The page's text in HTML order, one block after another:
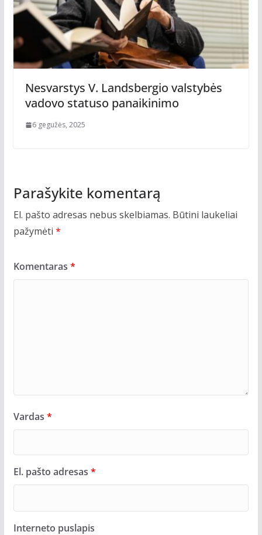
Nesvarstys V. Landsbergio valstybės
vadovo statuso panaikinimo
6 gegužės, 2025
Parašykite komentarą
El. pašto adresas nebus skelbiamas. Būtini laukeliai
pažymėti *
Komentaras *
Vardas *
El. pašto adresas *
Interneto puslapis